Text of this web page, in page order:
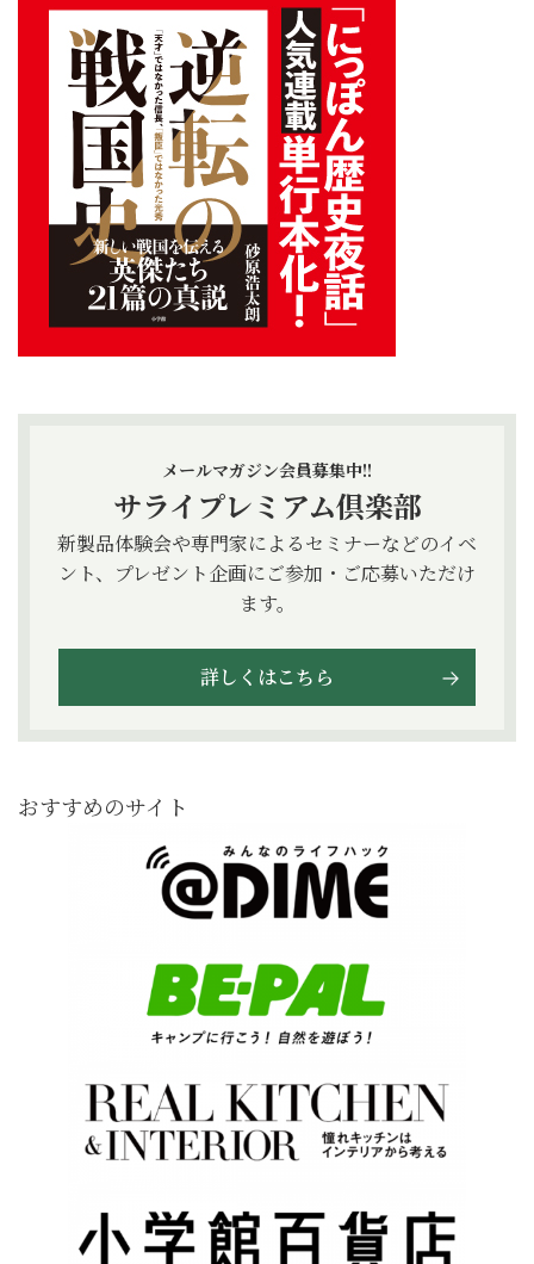
メールマガジン会員募集中!!
サライプレミアム倶楽部
新製品体験会や専門家によるセミナーなどのイベ
ント、プレゼント企画にご参加・ご応募いただけ
ます。
詳しくはこちら
おすすめのサイト